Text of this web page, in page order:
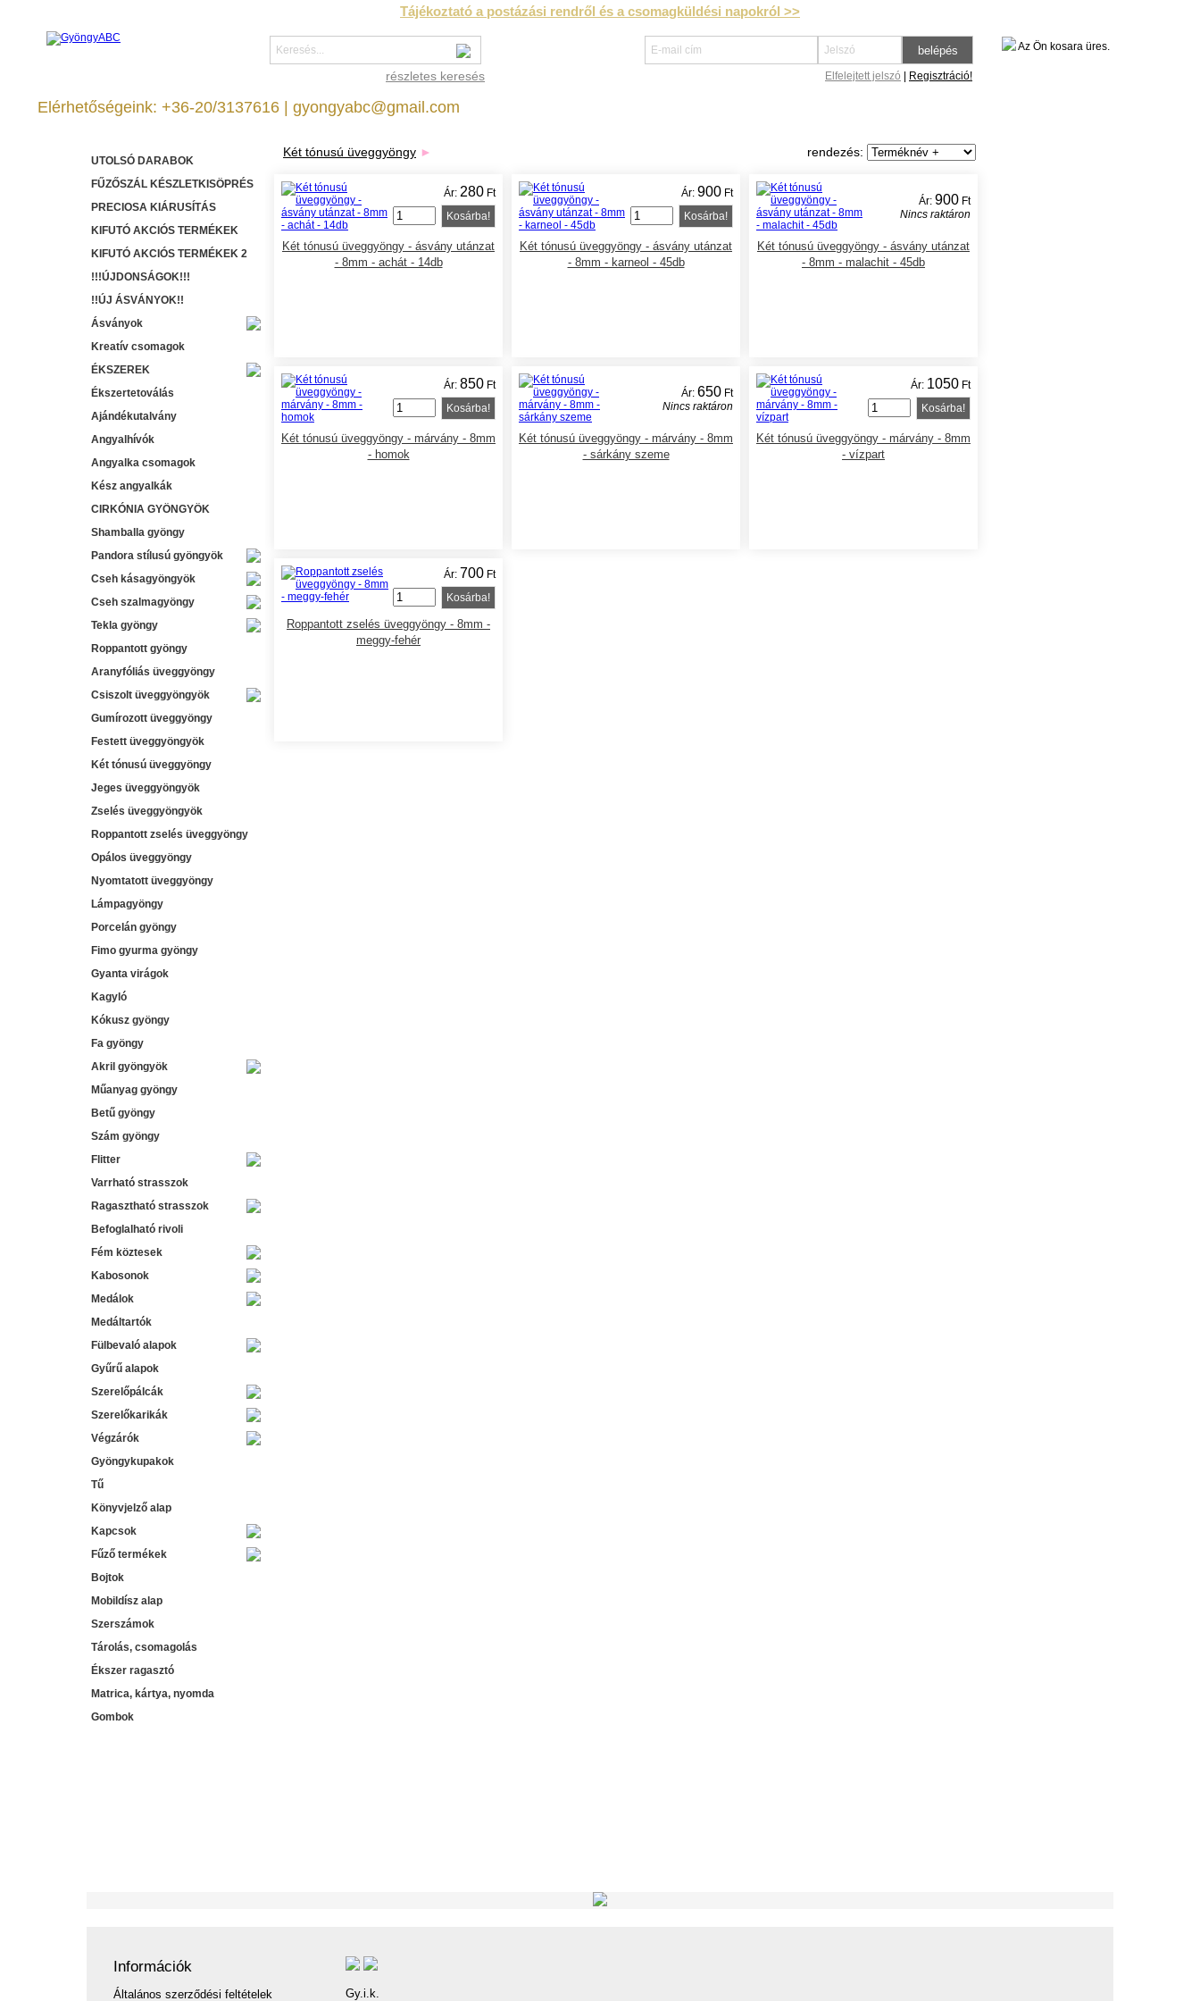
Tájékoztató a postázási rendről és a csomagküldési napokról >>
Az Ön kosara üres.
Elfelejtett jelszó Regisztráció!
részletes keresés
Elérhetőségeink: +36-20/3137616 | gyongyabc@gmail.com
UTOLSÓ DARABOK
FŰZŐSZÁL KÉSZLETKISÖPRÉS
PRECIOSA KIÁRUSÍTÁS
KIFUTÓ AKCIÓS TERMÉKEK
KIFUTÓ AKCIÓS TERMÉKEK 2
!!!ÚJDONSÁGOK!!!
!!ÚJ ÁSVÁNYOK!!
Ásványok
Kreatív csomagok
ÉKSZEREK
Ékszertetoválás
Ajándékutalvány
Angyalhívók
Angyalka csomagok
Kész angyalkák
CIRKÓNIA GYÖNGYÖK
Shamballa gyöngy
Pandora stílusú gyöngyök
Cseh kásagyöngyök
Cseh szalmagyöngy
Tekla gyöngy
Roppantott gyöngy
Aranyfóliás üveggyöngy
Csiszolt üveggyöngyök
Gumírozott üveggyöngy
Festett üveggyöngyök
Két tónusú üveggyöngy
Jeges üveggyöngyök
Zselés üveggyöngyök
Roppantott zselés üveggyöngy
Opálos üveggyöngy
Nyomtatott üveggyöngy
Lámpagyöngy
Porcelán gyöngy
Fimo gyurma gyöngy
Gyanta virágok
Kagyló
Kókusz gyöngy
Fa gyöngy
Akril gyöngyök
Műanyag gyöngy
Betű gyöngy
Szám gyöngy
Flitter
Varrható strasszok
Ragasztható strasszok
Befoglalható rivoli
Fém köztesek
Kabosonok
Medálok
Medáltartók
Fülbevaló alapok
Gyűrű alapok
Szerelőpálcák
Szerelőkarikák
Végzárók
Gyöngykupakok
Tű
Könyvjelző alap
Kapcsok
Fűző termékek
Bojtok
Mobildísz alap
Szerszámok
Tárolás, csomagolás
Ékszer ragasztó
Matrica, kártya, nyomda
Gombok
Két tónusú üveggyöngy ► rendezés:
Ár: 280 Ft
Kosárba!
Két tónusú üveggyöngy - ásvány utánzat
- 8mm - achát - 14db
Ár: 900 Ft
Kosárba!
Két tónusú üveggyöngy - ásvány utánzat
- 8mm - karneol - 45db
Ár: 900 Ft
Nincs raktáron
Két tónusú üveggyöngy - ásvány utánzat
- 8mm - malachit - 45db
Ár: 850 Ft
Kosárba!
Két tónusú üveggyöngy - márvány - 8mm
- homok
Ár: 650 Ft
Nincs raktáron
Két tónusú üveggyöngy - márvány - 8mm
- sárkány szeme
Ár: 1050 Ft
Kosárba!
Két tónusú üveggyöngy - márvány - 8mm
- vízpart
Ár: 700 Ft
Kosárba!
Roppantott zselés üveggyöngy - 8mm -
meggy-fehér
Információk
Általános szerződési feltételek Gy.i.k.